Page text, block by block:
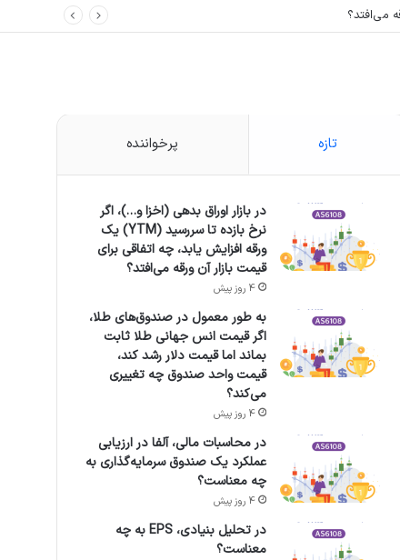
تازه پرخواننده
در بازار اوراق بدهی (اخزا و…)، اگر
نرخ بازده تا سررسید (YTM) یک
ورقه افزایش یابد، چه اتفاقی برای
قیمت بازار آن ورقه می‌افتد؟
4 روز پیش
به طور معمول در صندوق‌های طلا،
اگر قیمت انس جهانی طلا ثابت
بماند اما قیمت دلار رشد کند،
قیمت واحد صندوق چه تغییری
می‌کند؟
4 روز پیش
در محاسبات مالی، آلفا در ارزیابی
عملکرد یک صندوق سرمایه‌گذاری به
چه معناست؟
4 روز پیش
در تحلیل بنیادی، EPS به چه
معناست؟